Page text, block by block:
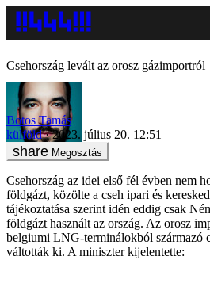
Csehország levált az orosz gázimportról
Botos Tamás
külföld
2023. július 20. 12:51
Megosztás
Csehország az idei első fél évben nem
földgázt, közölte a cseh ipari és
tájékoztatása szerint idén eddig csak
földgázt használt az ország. Az orosz
belgiumi LNG-terminálokból származó
váltották ki. A miniszter kijelentette: